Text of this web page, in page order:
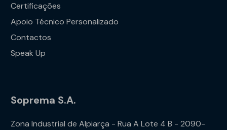
Certificações
Apoio Técnico Personalizado
Contactos
Speak Up
Soprema S.A.
Zona Industrial de Alpiarça - Rua A Lote 4 B - 2090-